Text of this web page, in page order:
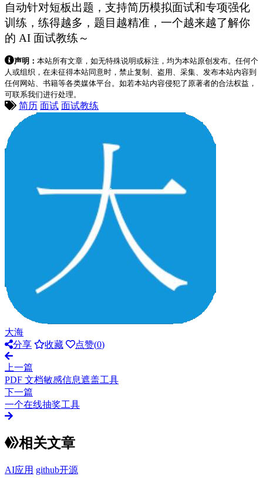
自动针对短板出题，支持简历模拟面试和专项强化
训练，练得越多，题目越精准，一个越来越了解你
的 AI 面试教练～
声明： 本站所有文章，如无特殊说明或标注，均为本站原创发布。任何个
人或组织，在未征得本站同意时，禁止复制、盗用、采集、发布本站内容到
任何网站、书籍等各类媒体平台。如若本站内容侵犯了原著者的合法权益，
可联系我们进行处理。
简历 面试 面试教练
大海
分享
收藏 点赞(0)
上一篇
PDF 文档敏感信息遮盖工具
下一篇
一个在线抽奖工具
相关文章
AI应用 github开源